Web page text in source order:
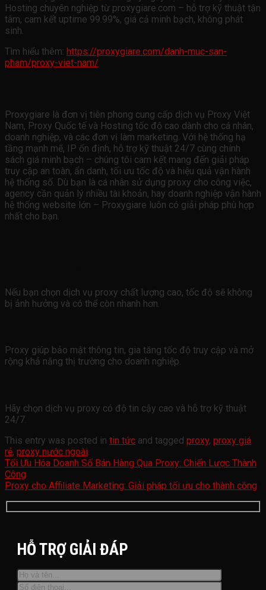
Hosting chuyên nghiệp từ proxygiare.com – hỗ trợ kỹ thuật tận
tâm, cam kết uptime 99.99%, giá cả minh bạch, không phát
sinh.
Tìm hiểu thêm: https://proxygiare.com/danh-muc-san-
pham/proxy-viet-nam/
Proxygiare là đơn vị tiên phong cung cấp dịch vụ Proxy Việt
Nam, Proxy Quốc tế và Hosting tốc độ cao dành cho cá nhân,
doanh nghiệp, và các đơn vị làm marketing. Với hệ thống hạ
tầng mạnh mẽ, IP ổn định, hỗ trợ kỹ thuật 24/7 cùng chính
sách giá minh bạch – chúng tôi cam kết mang đến giải pháp
truy cập an toàn, ẩn danh, tối ưu tốc độ và hiệu quả vận hành
hệ thống số. Dù bạn là cá nhân sử dụng proxy cho công việc,
agency cần quản lý nhiều tài khoản, hay doanh nghiệp vận hành
hệ thống website lớn – Proxygiare luôn có giải pháp phù hợp
nhất cho bạn.
Nếu bạn chọn dịch vụ proxy chất lượng cao, tốc độ sẽ không
bị ảnh hưởng và có thể còn nhanh hơn.
Proxy giúp bảo mật thông tin, gia tăng tốc độ truy cập và mở
rộng khả năng thị trường cho doanh nghiệp.
Hãy chọn dịch vụ proxy có độ tin cậy cao và hỗ trợ kỹ thuật
24/7.
This entry was posted in tin tức and tagged proxy, proxy giá
rẻ, proxy nước ngoài
Tối Ưu Hóa Doanh Số Bán Hàng Qua Proxy: Chiến Lược Thành
Công
Proxy cho Affiliate Marketing: Giải pháp tối ưu cho thành công
HỖ TRỢ GIẢI ĐÁP